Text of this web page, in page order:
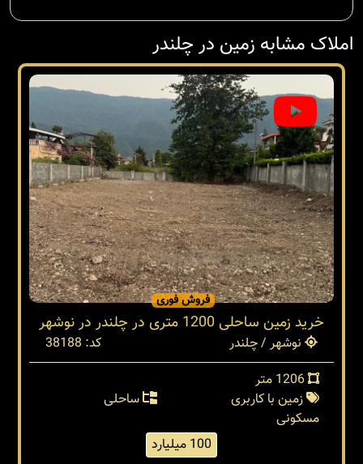
املاک مشابه زمین در چلندر
فروش فوری
خرید زمین ساحلی 1200 متری در چلندر در نوشهر
نوشهر / چلندر
کد: 38188
زمین با کاربری
مسکونی
ساحلی
100 میلیارد